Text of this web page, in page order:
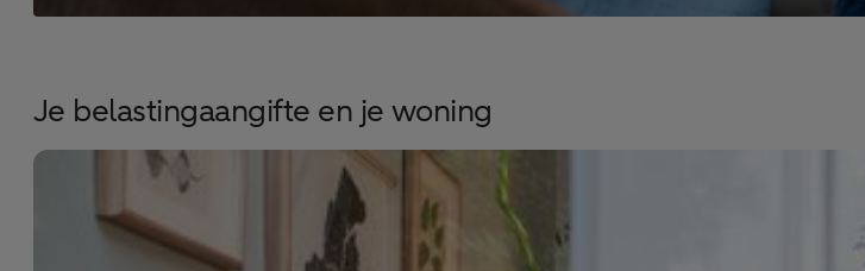
Je belastingaangifte en je woning